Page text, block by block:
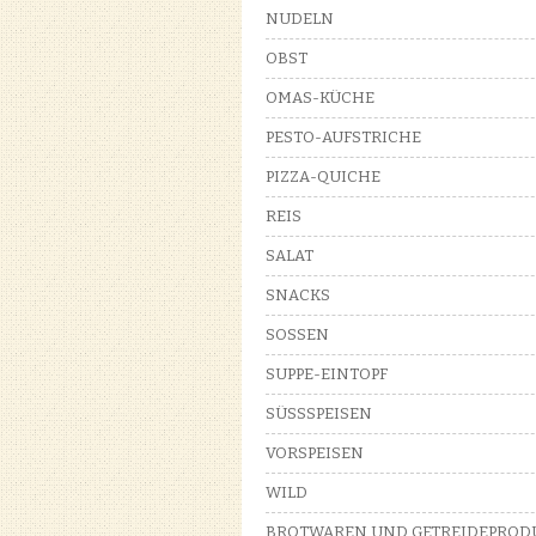
NUDELN
OBST
OMAS-KÜCHE
PESTO-AUFSTRICHE
PIZZA-QUICHE
REIS
SALAT
SNACKS
SOSSEN
SUPPE-EINTOPF
SÜSSSPEISEN
VORSPEISEN
WILD
BROTWAREN UND